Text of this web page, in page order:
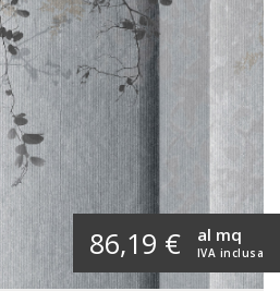
86,19 € IVA inclusa
al mq